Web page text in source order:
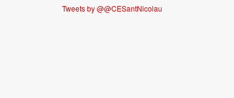
Tweets by @@CESantNicolau